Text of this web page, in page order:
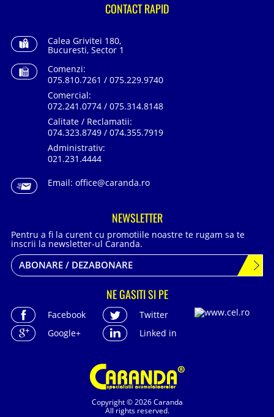
Copyright © 2026 Caranda
All rights reserved.
CONTACT RAPID
Calea Grivitei 180,
Bucuresti, Sector 1
Comenzi:
075.810.7261 / 075.229.9740
Comercial:
072.241.0774 / 075.314.8148
Calitate / Reclamatii:
074.323.8749 / 074.355.7919
Administrativ:
021.231.4444
Email: office@caranda.ro
NEWSLETTER
Pentru a fi la curent cu promotiile noastre te rugam sa te
inscrii la newsletter-ul Caranda.
ABONARE / DEZABONARE
NE GASITI SI PE
Facebook
Twitter
Google+
Linked in